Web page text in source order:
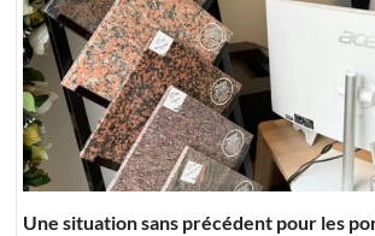
Une situation sans précédent pour les